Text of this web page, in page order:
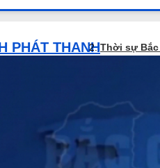
PHÁT THANHThời sự Bắc